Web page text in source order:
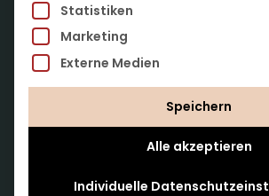
Löwenzahn-Newsletter.
Statistiken
Marketing
Externe Medien
Speichern
Alle akzeptieren
Individuelle